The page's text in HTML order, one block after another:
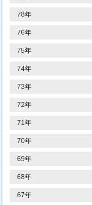
78年
76年
75年
74年
73年
72年
71年
70年
69年
68年
67年